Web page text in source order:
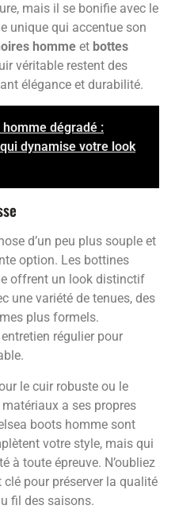
mais il se bonifie avec le
unique qui accentue son
homme et bottes
véritable restent des
élégance et durabilité.
dégradé :
dynamise votre look
d’un peu plus souple et
option. Les bottines
offrent un look distinctif
une variété de tenues, des
plus formels.
régulier pour
le cuir robuste ou le
a ses propres
boots homme sont
votre style, mais qui
à toute épreuve. N’oubliez
clé pour préserver la qualité
fil des saisons.